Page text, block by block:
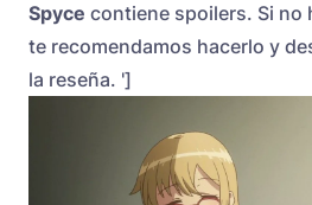
Spyce contiene spoilers. Si no
te recomendamos hacerlo y
la reseña. ']